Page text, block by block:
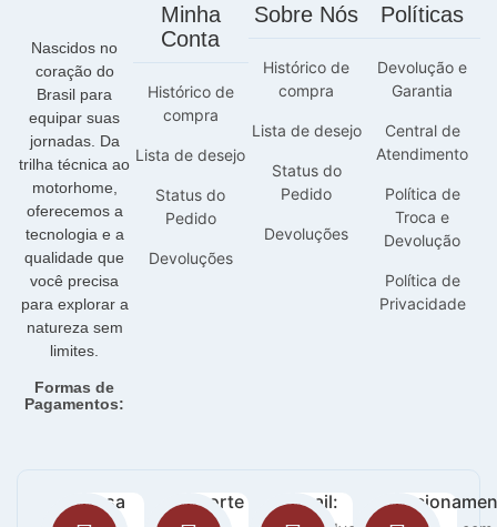
Nascidos no
coração do
Brasil para
equipar suas
jornadas. Da
trilha técnica ao
motorhome,
oferecemos a
tecnologia e a
qualidade que
você precisa
para explorar a
natureza sem
limites.
Formas de
Pagamentos:
Minha
Conta
Histórico de
compra
Lista de desejo
Status do
Pedido
Devoluções
Sobre Nós
Histórico de
compra
Lista de desejo
Status do
Pedido
Devoluções
Políticas
Devolução e
Garantia
Central de
Atendimento
Política de
Troca e
Devolução
Política de
Privacidade
Nossa
loja:
Suporte
:
E-mail: